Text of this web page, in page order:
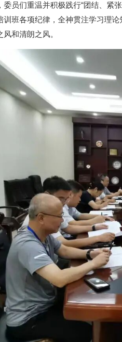
委员们重温并积极践行“团结、紧
训班各项纪律，全神贯注学习理
和清朗之风。